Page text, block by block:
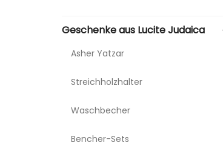
Geschenke aus Lucite Judaica
Asher Yatzar
Streichholzhalter
Waschbecher
Bencher-Sets